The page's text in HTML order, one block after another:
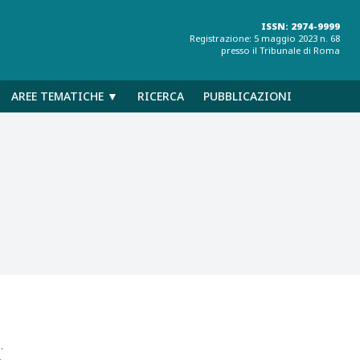
ISSN: 2974-9999
Registrazione: 5 maggio 2023 n. 68
presso il Tribunale di Roma
AREE TEMATICHE ▼ RICERCA PUBBLICAZIONI